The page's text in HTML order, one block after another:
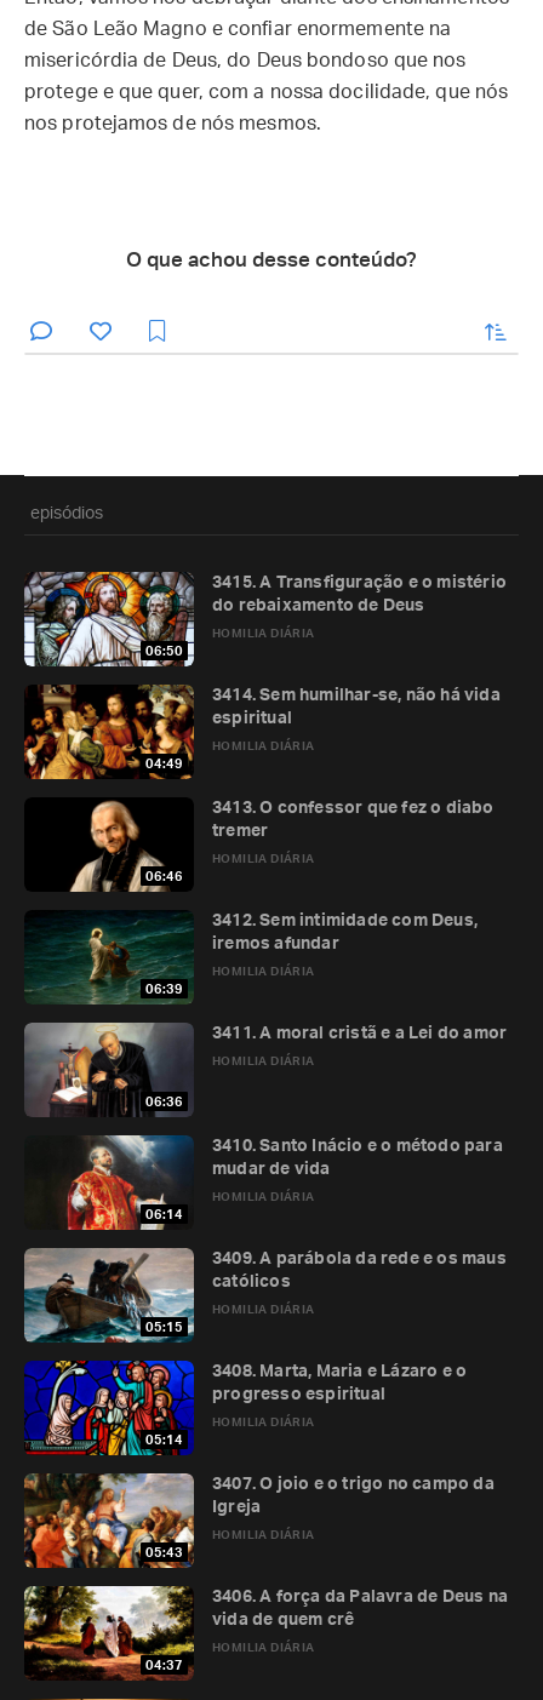
de São Leão Magno e confiar enormemente na
misericórdia de Deus, do Deus bondoso que nos
protege e que quer, com a nossa docilidade, que nós
nos protejamos de nós mesmos.
O que achou desse conteúdo?
enviar
episódios
06:50
HOMILIA DIÁRIA
3415. A Transfiguração e o mistério
do rebaixamento de Deus
04:49
HOMILIA DIÁRIA
3414. Sem humilhar-se, não há vida
espiritual
06:46
HOMILIA DIÁRIA
3413. O confessor que fez o diabo
tremer
06:39
HOMILIA DIÁRIA
3412. Sem intimidade com Deus,
iremos afundar
06:36
HOMILIA DIÁRIA
3411. A moral cristã e a Lei do amor
06:14
HOMILIA DIÁRIA
3410. Santo Inácio e o método para
mudar de vida
05:15
HOMILIA DIÁRIA
3409. A parábola da rede e os maus
católicos
05:14
HOMILIA DIÁRIA
3408. Marta, Maria e Lázaro e o
progresso espiritual
05:43
HOMILIA DIÁRIA
3407. O joio e o trigo no campo da
Igreja
04:37
HOMILIA DIÁRIA
3406. A força da Palavra de Deus na
vida de quem crê